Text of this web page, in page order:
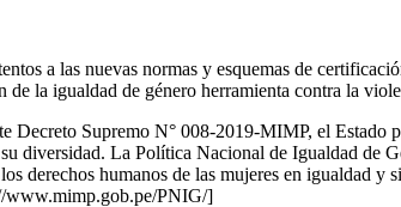
a las nuevas normas y esquemas de
la igualdad de género herramienta contra la
Decreto Supremo N° 008-2019-MIMP, el
diversidad. La Política Nacional de Igualdad de
derechos humanos de las mujeres en igualdad
www.mimp.gob.pe/PNIG/]